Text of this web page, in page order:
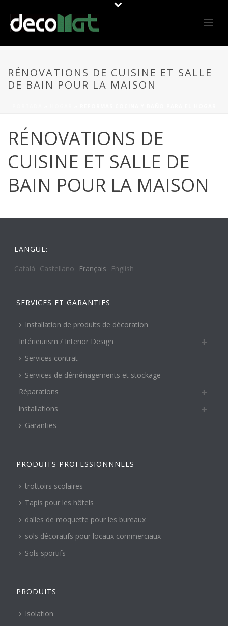
RÉNOVATIONS DE CUISINE ET SALLE
DE BAIN POUR LA MAISON
RÉNOVATIONS DE
CUISINE ET SALLE DE
BAIN POUR LA MAISON
LANGUE:
Català Castellano Français English
SERVICES ET GARANTIES
Installation de produits de décoration
Intérieurism / Interior Design
Services contrat
Services de déménagements et stockage
Réparations
installations
Garanties
PRODUITS PROFESSIONNNELS
trottoirs scolaires
Tapis pour les hôtels
dalles de moquette pour les bureaux
sols décoratifs pour locaux commerciaux
Sols sportifs
PRODUITS
Isolation